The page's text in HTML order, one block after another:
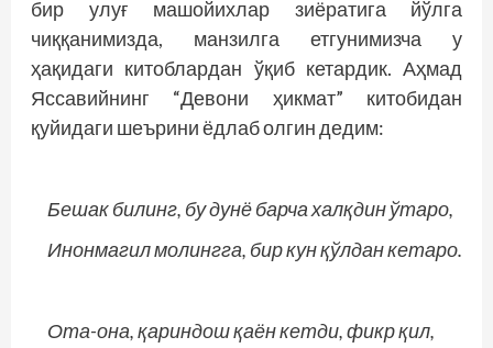
бир улуғ машойихлар зиёратига йўлга
чиққанимизда, манзилга етгунимизча у
ҳақидаги китоблардан ўқиб кетардик. Аҳмад
Яссавийнинг “Девони ҳикмат” китобидан
қуйидаги шеърини ёдлаб олгин дедим:
Бешак билинг, бу дунё барча халқдин ўтаро,
Инонмагил молингга, бир кун қўлдан кетаро.
Ота-она, қариндош қаён кетди, фикр қил,